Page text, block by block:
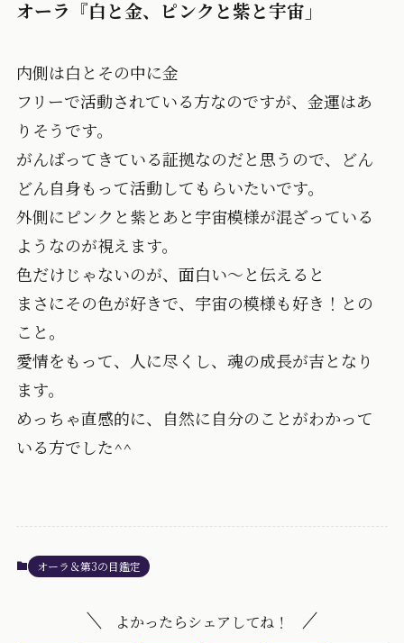
オーラ『白と金、ピンクと紫と宇宙」
内側は白とその中に金
フリーで活動されている方なのですが、金運はあ
りそうです。
がんばってきている証拠なのだと思うので、どん
どん自身もって活動してもらいたいです。
外側にピンクと紫とあと宇宙模様が混ざっている
ようなのが視えます。
色だけじゃないのが、面白い～と伝えると
まさにその色が好きで、宇宙の模様も好き！との
こと。
愛情をもって、人に尽くし、魂の成長が吉となり
ます。
めっちゃ直感的に、自然に自分のことがわかって
いる方でした^^
オーラ＆第3の目鑑定
よかったらシェアしてね！